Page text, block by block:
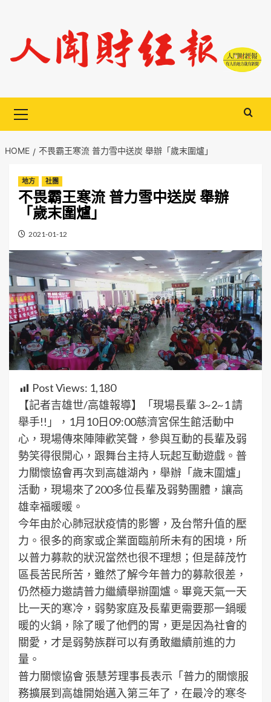
content
Menu
HOME 不畏霸王寒流 普力雪中送炭 舉辦「歲末圍爐」
地方 社團
不畏霸王寒流 普力雪中送炭 舉辦
「歲末圍爐」
2021-01-12
Post Views: 1,180
【記者吉雄世/高雄報導】「現場長輩 3~2~1 請
舉手!!」，1月10日09:00慈濟宮保生館活動中
心，現場傳來陣陣歡笑聲，參與互動的長輩及弱
勢笑得很開心，跟舞台主持人玩起互動遊戲。普
力關懷協會再次到高雄湖內，舉辦「歲末圍爐」
活動，現場來了200多位長輩及弱勢團體，讓高
雄幸福暖暖。
今年由於心肺冠狀疫情的影響，及台幣升值的壓
力。很多的商家或企業面臨前所未有的困境，所
以普力募款的狀況當然也很不理想；但是薛茂竹
區長苦民所苦，雖然了解今年普力的募款很差，
仍然極力邀請普力繼續舉辦圍爐。畢竟天氣一天
比一天的寒冷，弱勢家庭及長輩更需要那一鍋暖
暖的火鍋，除了暖了他們的胃，更是因為社會的
關愛，才是弱勢族群可以有勇敢繼續前進的力
量。
普力關懷協會 張慧芳理事長表示「普力的關懷服
務擴展到高雄開始邁入第三年了，在最冷的寒冬